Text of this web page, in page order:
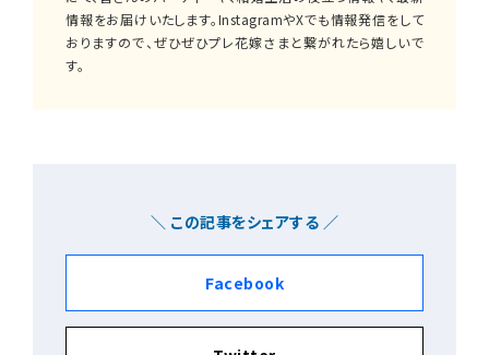
情報をお届けいたします。InstagramやXでも情報発信をして
おりますので、ぜひぜひプレ花嫁さまと繋がれたら嬉しいで
す。
＼ この記事をシェアする ／
Facebook